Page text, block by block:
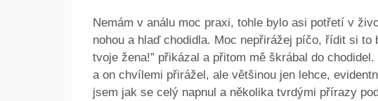
Nemám v análu moc praxi, tohle bylo asi potřetí v
nohou a hlaď chodidla. Moc nepřirážej píčo, řídit si to
tvoje žena!” přikázal a přitom mě škrábal do
a on chvílemi přirážel, ale většinou jen lehce,
jsem jak se celý napnul a několika tvrdými přírazy